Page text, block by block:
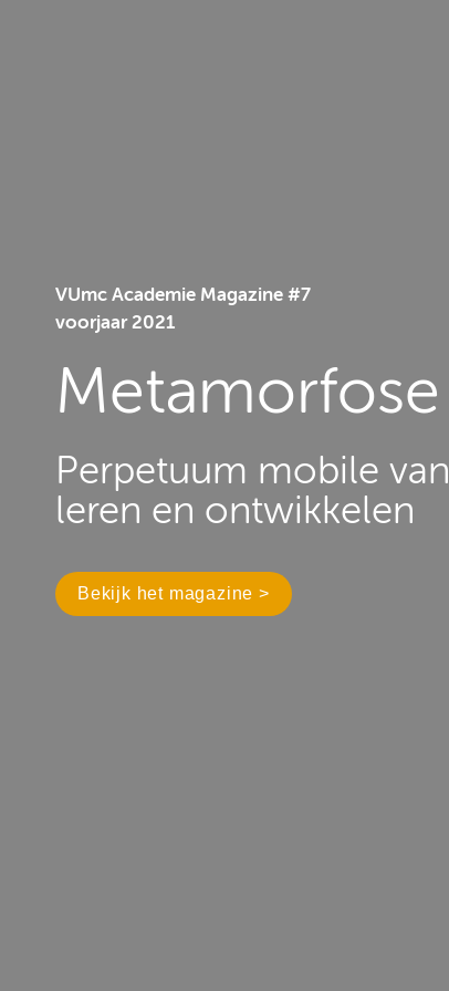
VUmc Academie Magazine #7
voorjaar 2021
Metamorfose
Perpetuum mobile van
leren en ontwikkelen
Bekijk het magazine >